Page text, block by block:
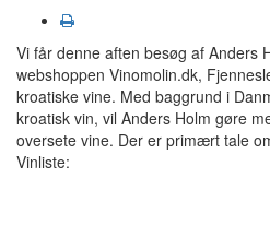
Vi får denne aften besøg af Anders
webshoppen Vinomolin.dk,
kroatiske vine. Med baggrund i
kroatisk vin, vil Anders Holm gøre
oversete vine. Der er primært tale
Vinliste: